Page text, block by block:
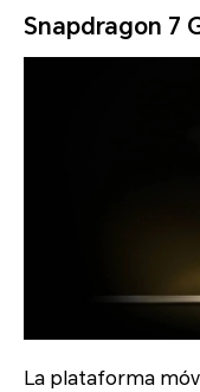
Snapdragon 7
La plataforma